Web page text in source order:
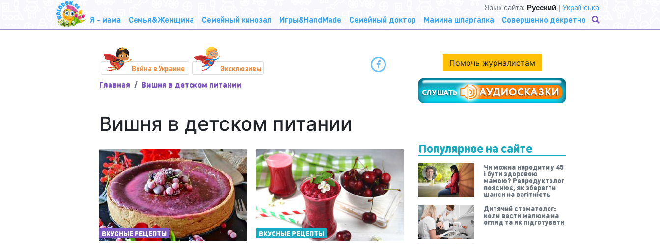
Я - мама Семья&Женщина Семейный кинозал Игры&HandMade Семейный доктор Мамина шпаргалка Совершенно декретно
Язык сайта: Русский | Українська
Война в Украине Эксклюзивы
Главная Вишня в детском питании
Вишня в детском питании
ВКУСНЫЕ РЕЦЕПТЫ ВКУСНЫЕ РЕЦЕПТЫ
Помочь журналистам
Популярное на сайте
Чи можна народити у 45
і бути здоровою
мамою? Репродуктолог
пояснює, як зберегти
шанси на вагітність
Дитячий стоматолог:
коли вести малюка на
огляд та як підготувати